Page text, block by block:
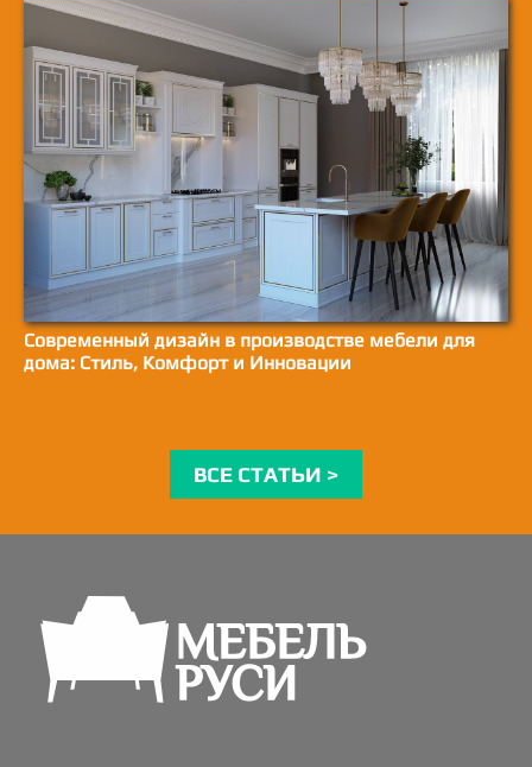
Современный дизайн в производстве мебели для
дома: Стиль, Комфорт и Инновации
ВСЕ СТАТЬИ >